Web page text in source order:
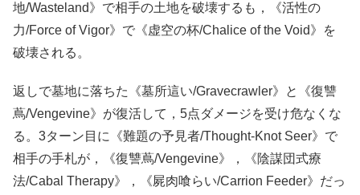
地/Wasteland》で相手の土地を破壊するも，《活性の
力/Force of Vigor》で《虚空の杯/Chalice of the Void》を
破壊される。
返しで墓地に落ちた《墓所這い/Gravecrawler》と《復讐
蔦/Vengevine》が復活して，5点ダメージを受け危なくな
る。3ターン目に《難題の予見者/Thought-Knot Seer》で
相手の手札が，《復讐蔦/Vengevine》，《陰謀団式療
法/Cabal Therapy》，《屍肉喰らい/Carrion Feeder》だっ